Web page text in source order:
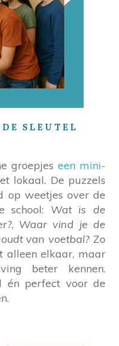
SLEUTEL
groepjes een mini-
lokaal. De puzzels
op weetjes over de
school: Wat is de
, Waar vind je de
van voetbal? Zo
alleen elkaar, maar
beter kennen.
én perfect voor de